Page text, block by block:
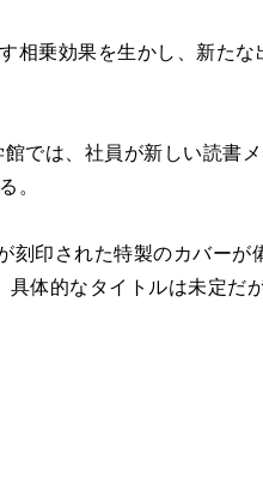
相乗効果を生かし、新た
では、社員が新しい読書
。
印された特製のカバーが
体的なタイトルは未定だ